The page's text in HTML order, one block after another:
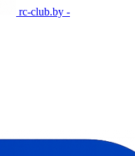
rc-club.by -